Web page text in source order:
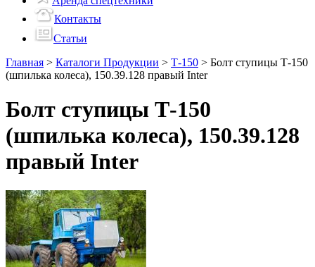
Контакты
Статьи
Главная > Каталоги Продукции > Т-150 > Болт ступицы Т-150
(шпилька колеса), 150.39.128 правый Inter
Болт ступицы Т-150
(шпилька колеса), 150.39.128
правый Inter